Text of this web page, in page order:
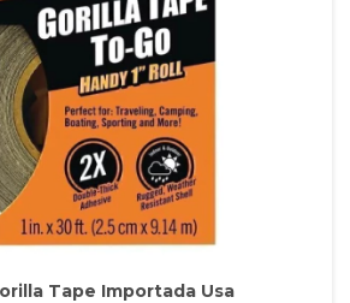
Tape Importada Usa